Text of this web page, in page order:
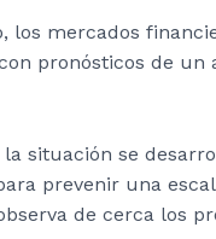
los mercados
pronósticos de
situación se
prevenir una
de cerca los